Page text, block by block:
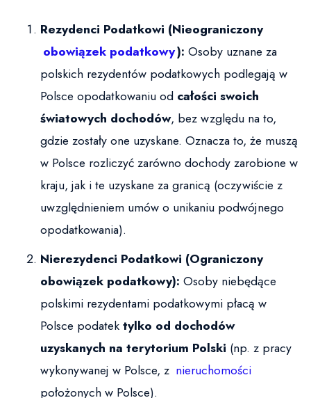
Rezydenci Podatkowi (Nieograniczony
obowiązek podatkowy): Osoby uznane za
polskich rezydentów podatkowych podlegają w
Polsce opodatkowaniu od całości swoich
światowych dochodów, bez względu na to,
gdzie zostały one uzyskane. Oznacza to, że muszą
w Polsce rozliczyć zarówno dochody zarobione w
kraju, jak i te uzyskane za granicą (oczywiście z
uwzględnieniem umów o unikaniu podwójnego
opodatkowania).
Nierezydenci Podatkowi (Ograniczony
obowiązek podatkowy): Osoby niebędące
polskimi rezydentami podatkowymi płacą w
Polsce podatektylko od dochodów
uzyskanych na terytorium Polski (np. z pracy
wykonywanej w Polsce, z nieruchomości
położonych w Polsce).